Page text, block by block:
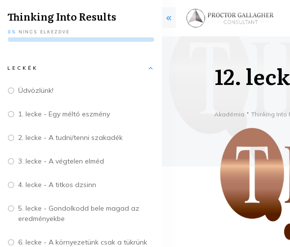
12.
Akadémia Thinking Into
Thinking Into Results
0% NINCS ELKEZDVE
LECKÉK
Üdvözlünk!
1. lecke - Egy méltó eszmény
2. lecke - A tudni/tenni szakadék
3. lecke - A végtelen elméd
4. lecke - A titkos dzsinn
5. lecke - Gondolkodd bele magad az
eredményekbe
6. lecke - A környezetünk csak a tükrünk